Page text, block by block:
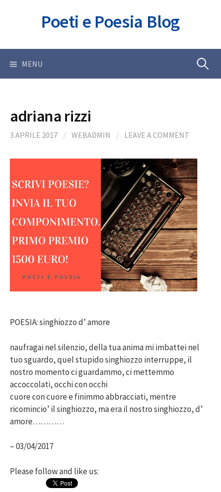
Poeti e Poesia Blog
MENU Ricerca
adriana rizzi
3 APRILE 2017 / WEBADMIN / LEAVE A COMMENT
POESIA: singhiozzo d’ amore
naufragai nel silenzio, della tua anima mi imbattei nel
tuo sguardo, quel stupido singhiozzo interruppe, il
nostro momento ci guardammo, ci mettemmo
accoccolati, occhi con occhi
cuore con cuore e finimmo abbracciati, mentre
ricomincio’ il singhiozzo, ma era il nostro singhiozzo, d’
amore…………
– 03/04/2017
Please follow and like us: